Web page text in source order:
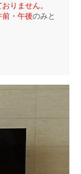
りません。
前・午後のみと